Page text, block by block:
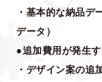
・基本的な納品デ
データ）
●追加費用が発生
・デザイン案の追